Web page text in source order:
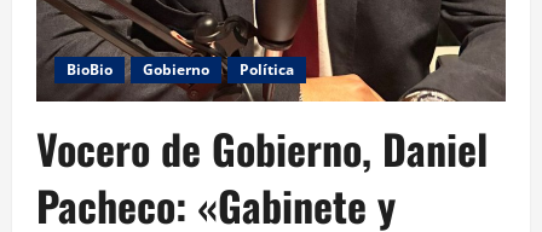
BioBio Gobierno Política
Vocero de Gobierno, Daniel
Pacheco: «Gabinete y